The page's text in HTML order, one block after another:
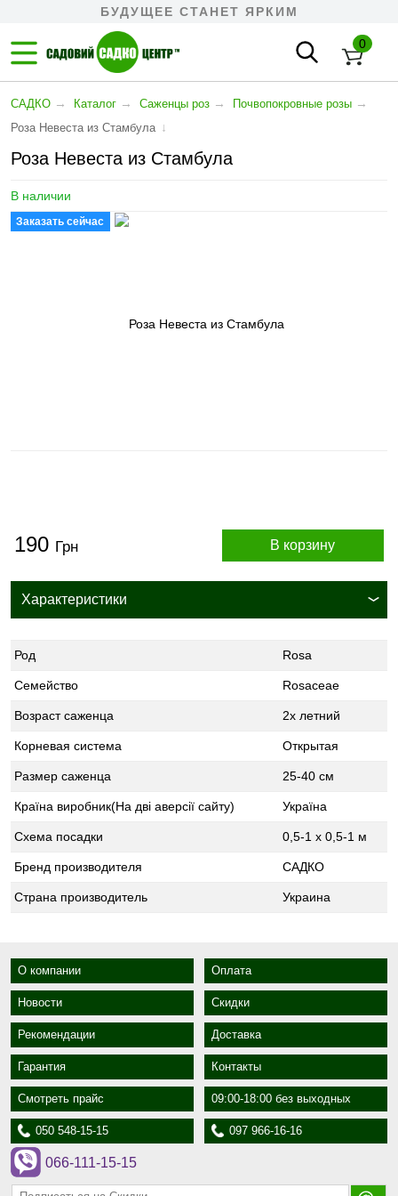
БУДУЩЕЕ СТАНЕТ ЯРКИМ
0
САДКО → Каталог → Саженцы роз → Почвопокровные розы →
Роза Невеста из Стамбула ↓
Роза Невеста из Стамбула
В наличии
Заказать сейчас
190 Грн В корзину
Характеристики
Род Rosa
Семейство Rosaceae
Возраст саженца 2х летний
Корневая система Открытая
Размер саженца 25-40 см
Країна виробник(На дві аверсії сайту) Україна
Схема посадки 0,5-1 х 0,5-1 м
Бренд производителя САДКО
Страна производитель Украина
О компании Оплата
Новости Скидки
Рекомендации Доставка
Гарантия Контакты
Смотреть прайс 09:00-18:00 без выходных
050 548-15-15 097 966-16-16
066-111-15-15